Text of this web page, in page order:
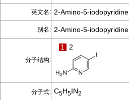
英文名: 2-Amino-5-iodopyridine
别名: 2-Amino-5-iodopyridine
分子结构:
1 2
分子式: C5H5IN2